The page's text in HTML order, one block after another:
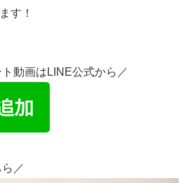
す！
動画はLINE公式から／
／